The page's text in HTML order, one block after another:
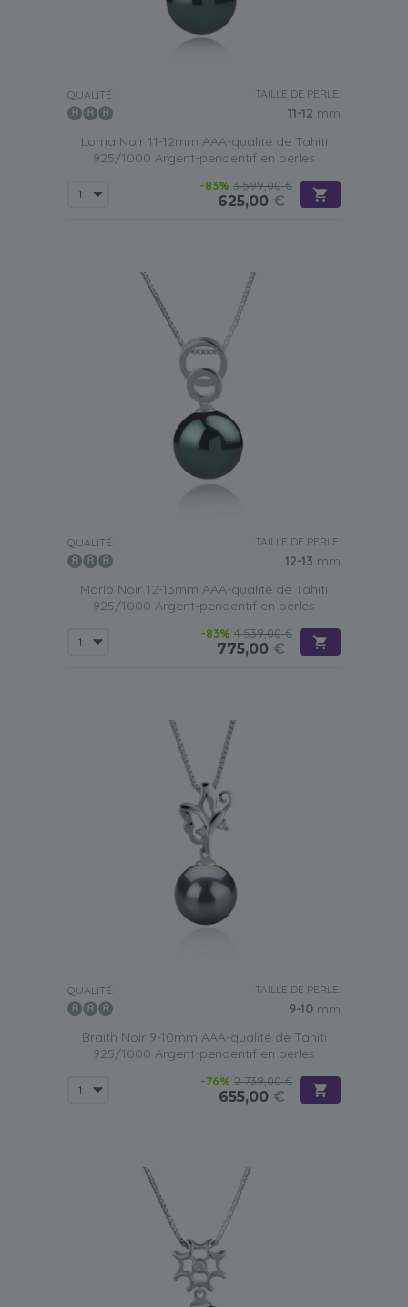
QUALITÉ: TAILLE DE PERLE:
11-12 mm
Lorna Noir 11-12mm AAA-qualité de Tahiti
925/1000 Argent-pendentif en perles
-83% 3 599,00 €
625,00 €
QUALITÉ: TAILLE DE PERLE:
12-13 mm
Marlo Noir 12-13mm AAA-qualité de Tahiti
925/1000 Argent-pendentif en perles
-83% 4 539,00 €
775,00 €
QUALITÉ: TAILLE DE PERLE:
9-10 mm
Braith Noir 9-10mm AAA-qualité de Tahiti
925/1000 Argent-pendentif en perles
-76% 2 739,00 €
655,00 €